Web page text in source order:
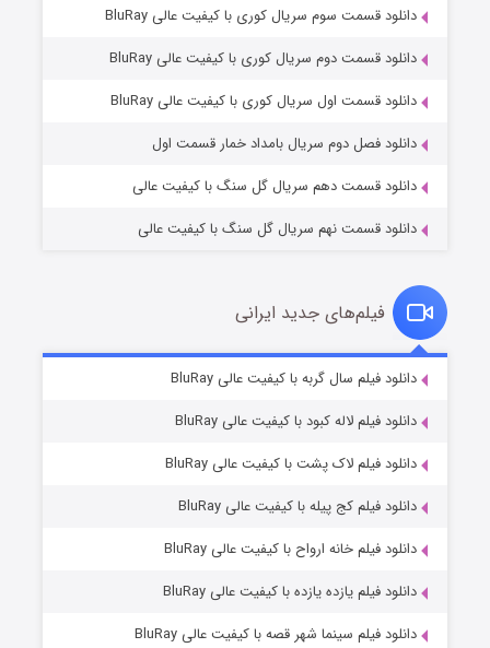
مردگان متحرک: شهر مرده ۳
قسمت۲ (زیرنویس) منتشر شد
قسمت۷ (زیرنویس) منتشر شد
دانلود قسمت سوم سریال کوری با کیفیت عالی BluRay
دانلود قسمت دوم سریال کوری با کیفیت عالی BluRay
دانلود قسمت اول سریال کوری با کیفیت عالی BluRay
دانلود فصل دوم سریال بامداد خمار قسمت اول
دانلود قسمت دهم سریال گل سنگ با کیفیت عالی
دانلود قسمت نهم سریال گل سنگ با کیفیت عالی
فیلم‌های جدید ایرانی
دانلود فیلم سال گربه با کیفیت عالی BluRay
دانلود فیلم لاله کبود با کیفیت عالی BluRay
دانلود فیلم لاک پشت با کیفیت عالی BluRay
دانلود فیلم کج‌ پیله با کیفیت عالی BluRay
دانلود فیلم خانه ارواح با کیفیت عالی BluRay
دانلود فیلم یازده یازده با کیفیت عالی BluRay
دانلود فیلم سینما شهر قصه با کیفیت عالی BluRay